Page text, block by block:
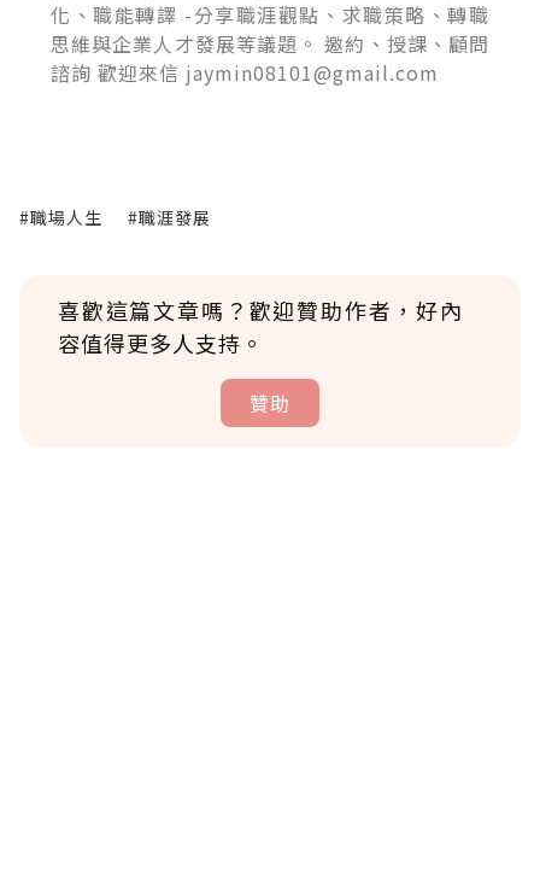
化、職能轉譯 -分享職涯觀點、求職策略、轉職
思維與企業人才發展等議題。 邀約、授課、顧問
諮詢 歡迎來信 jaymin08101@gmail.com
#職場人生 #職涯發展
喜歡這篇文章嗎？歡迎贊助作者，好內
容值得更多人支持。
贊助